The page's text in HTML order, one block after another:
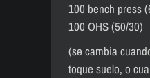
100 bench press
100 OHS (50/30)
(se cambia
toque suelo, o